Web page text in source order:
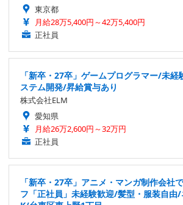
東京都
月給28万5,400円～42万5,400円
正社員
「新卒・27卒」ゲームプログラマー/未
ステム開発/昇給賞与あり
株式会社ELM
愛知県
月給26万2,600円～32万円
正社員
「新卒・27卒」アニメ・マンガ制作会社
フ「正社員」未経験歓迎/髪型・服装自由